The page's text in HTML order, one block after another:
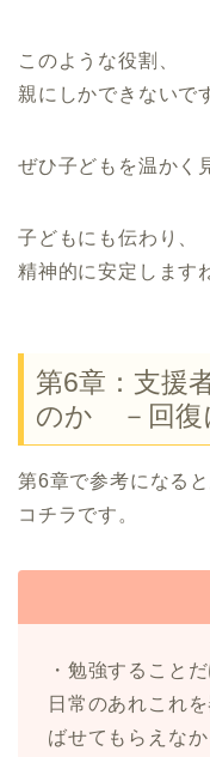
このような役割、
親にしかできないで
ぜひ子どもを温かく
子どもにも伝わり、
精神的に安定します
第6章：支援
のか －回復
第6章で参考になると
コチラです。
・勉強すること
日常のあれこれ
ばせてもらえなか